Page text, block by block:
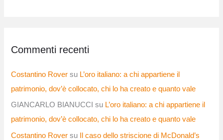
Commenti recenti
Costantino Rover su L’oro italiano: a chi appartiene il
patrimonio, dov’è collocato, chi lo ha creato e quanto vale
GIANCARLO BIANUCCI su L’oro italiano: a chi appartiene il
patrimonio, dov’è collocato, chi lo ha creato e quanto vale
Costantino Rover su
Il caso dello striscione di McDonald’s